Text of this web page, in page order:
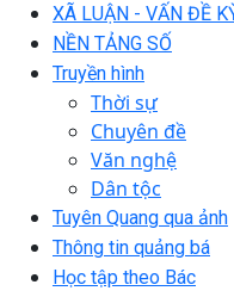
XÃ LUẬN - VẤN ĐỀ
NỀN TẢNG SỐ
Truyền hình
Thời sự
Chuyên đề
Văn nghệ
Dân tộc
Tuyên Quang qua ảnh
Thông tin quảng bá
Học tập theo Bác